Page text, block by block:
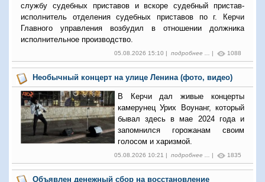
службу судебных приставов и вскоре судебный пристав-
исполнитель отделения судебных приставов по г. Керчи
Главного управления возбудил в отношении должника
исполнительное производство.
05.08.2026 15:10 | подробнее ... | 1088
Необычный концерт на улице Ленина (фото, видео)
В Керчи дал живые концерты
камерунец Урих Воунанг, который
бывал здесь в мае 2024 года и
запомнился горожанам своим
голосом и харизмой.
05.08.2026 10:21 | подробнее ... | 1835
Объявлен денежный сбор на восстановление